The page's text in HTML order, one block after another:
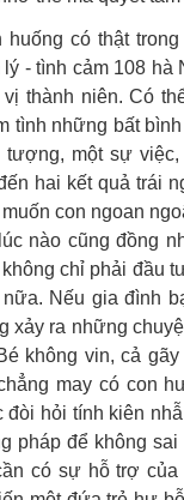
có thật
- tình cảm 108
thành niên. Có
tình những bất
tượng, một sự
hai kết quả trái
con ngoan
nào cũng đồng
chỉ phải đầu
Nếu gia đình
xảy ra những
không vin, cả
may có con
đòi hỏi tính kiên
pháp để không
có sự hỗ trợ